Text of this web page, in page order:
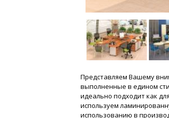
Представляем Вашему
выполненные в едином
идеально подходит как
используем
использованию в